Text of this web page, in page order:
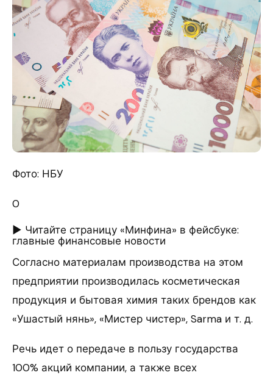
Фото: НБУ
0
► Читайте страницу «Минфина» в фейсбуке:
главные финансовые новости
Согласно материалам производства на этом
предприятии производилась косметическая
продукция и бытовая химия таких брендов как
«Ушастый нянь», «Мистер чистер», Sarma и т. д.
Речь идет о передаче в пользу государства
100% акций компании, а также всех